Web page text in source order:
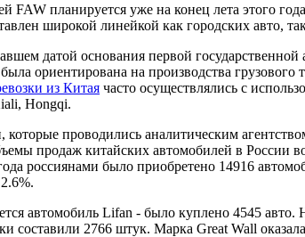
FAW планируется уже на конец лета этого
широкой линейкой как городских авто,
датой основания первой
ориентирована на производства
из Китая часто осуществлялись с
Hongqi.
проводились аналитическим
продаж китайских автомобилей в России
россиянами было приобретено 14916
автомобиль Lifan - было куплено 4545
составили 2766 штук. Марка Great Wall